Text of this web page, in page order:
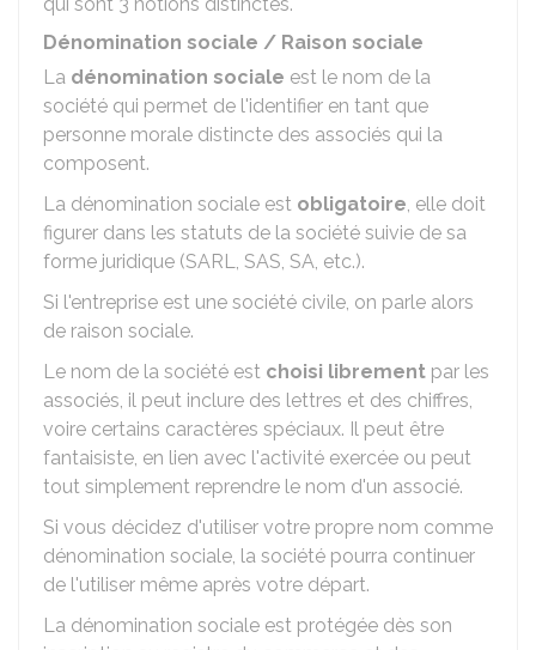
Dénomination sociale / Raison sociale
La dénomination sociale est le nom de la
société qui permet de l'identifier en tant que
personne morale distincte des associés qui la
composent.
La dénomination sociale est obligatoire, elle doit
figurer dans les statuts de la société suivie de sa
forme juridique (SARL, SAS, SA, etc.).
Si l'entreprise est une société civile, on parle alors
de raison sociale.
Le nom de la société est choisi librement par les
associés, il peut inclure des lettres et des chiffres,
voire certains caractères spéciaux. Il peut être
fantaisiste, en lien avec l'activité exercée ou peut
tout simplement reprendre le nom d'un associé.
Si vous décidez d'utiliser votre propre nom comme
dénomination sociale, la société pourra continuer
de l'utiliser même après votre départ.
La dénomination sociale est protégée dès son